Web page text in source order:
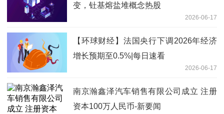
变，钍基熔盐堆概念热股
2026-06-17
【环球财经】法国央行下调2026年经济
增长预期至0.5%|每日速看
2026-06-17
南京瀚鑫泽汽车销售有限公司成立 注册
资本100万人民币-新要闻